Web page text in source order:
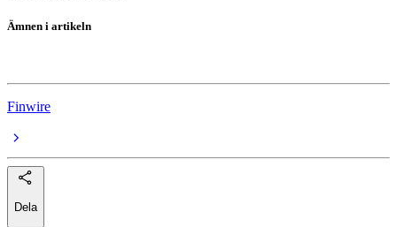
Ämnen i artikeln
Finwire
Dela